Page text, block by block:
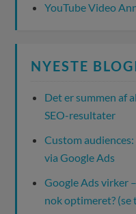
YouTube Video
NYESTE
Det er summen af
SEO-resultater
Custom
via Google Ads
Google Ads virker
nok optimeret? (se